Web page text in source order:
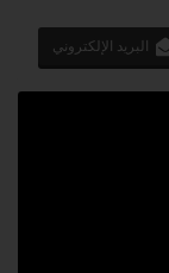
البريد الإلكتروني